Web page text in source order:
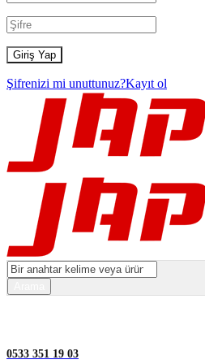
Şifrenizi mi unuttunuz?Kayıt ol
0533 351 19 03